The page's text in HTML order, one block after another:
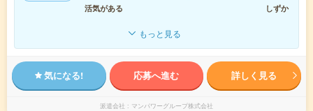
活気がある
しずか
もっと見る
気になる! 応募へ進む 詳しく見る
派遣会社 マンパワーグループ株式会社